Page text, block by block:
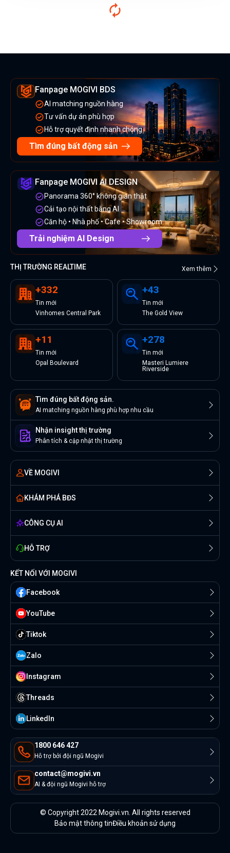
Fanpage MOGIVI BDS
AI matching nguồn hàng
Tư vấn dự án phù hợp
Hỗ trợ quyết định nhanh chóng
Tìm đúng bất động sản
Fanpage MOGIVI AI DESIGN
Panorama 360° không gian thật
Cải tạo nội thất bằng AI
Căn hộ • Nhà phố • Cafe • Showroom
Trải nghiệm AI Design
THỊ TRƯỜNG REALTIME Xem thêm
+332
Tin mới
Vinhomes Central Park
+43
Tin mới
The Gold View
+11
Tin mới
Opal Boulevard
+278
Tin mới
Masteri Lumiere
Riverside
Tìm đúng bất động sản.
AI matching nguồn hàng phù hợp nhu cầu
Nhận insight thị trường
Phân tích & cập nhật thị trường
VỀ MOGIVI
KHÁM PHÁ BĐS
CÔNG CỤ AI
HỖ TRỢ
1800 646 427
Hỗ trợ bởi đội ngũ Mogivi
contact@mogivi.vn
AI & đội ngũ Mogivi hỗ trợ
KẾT NỐI VỚI MOGIVI
Facebook
YouTube
Tiktok
Zalo
Instagram
Threads
Linkedln
© Copyright 2022 Mogivi.vn. All rights reserved
Bảo mật thông tinĐiều khoản sử dụng